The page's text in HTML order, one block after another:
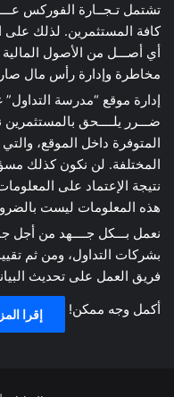
تشتمل تـجــارة الفوركس
كافة المستثمرين. لذلك على
أي أصـــل من الأصول المالية
مخاطرة وإدارة رأس مال
إدارة موقع “مدرسة التداول”
ضـــرر يلــــحق
المتوفرة داخل الموقع،
المختلفة. لن نكون كذلك
نتيجة الإعتماد على
هذه المعلومات ليست
نعمل بـــكل جــــهد من أجل
بشركات التداول، ومن ثم
فريق العمل على تحديث
أكمل وجه ممكن! إقرا